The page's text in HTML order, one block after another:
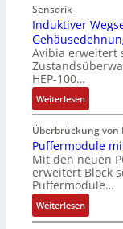
t
z
l
a
k
b
e
s
c
h
i
c
h
h
a
l
t
u
n
g
n
f
a
c
e
E
i
n
s
t
i
e
g
t
z
u
n
s
ü
b
e
r
w
a
c
h
Sensorik
Induktiver
Avibia erweitert
HEP-100…
Weiterlesen:
I
n
d
u
k
t
i
v
Überbrückung
Puffermodule
Mit den neuen
erweitert Block
Puffermodule…
Weiterlesen:
P